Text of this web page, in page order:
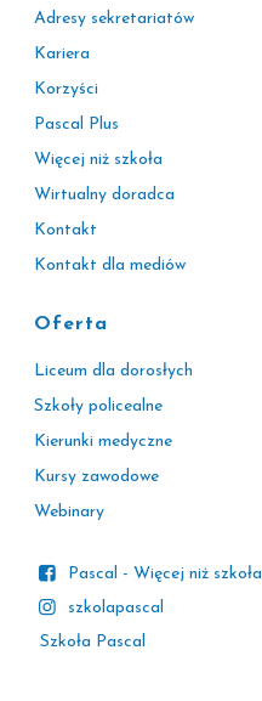
Adresy sekretariatów
Kariera
Korzyści
Pascal Plus
Więcej niż szkoła
Wirtualny doradca
Kontakt
Kontakt dla mediów
Oferta
Liceum dla dorosłych
Szkoły policealne
Kierunki medyczne
Kursy zawodowe
Webinary
Pascal - Więcej niż szkoła
szkolapascal
Szkoła Pascal